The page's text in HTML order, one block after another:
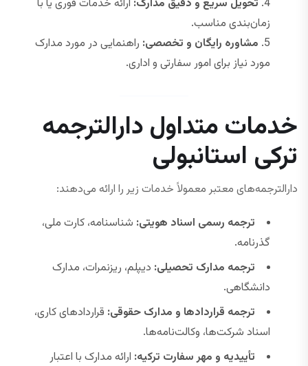
تحویل سریع و دقیق مدارک: ارائه خدمات فوری یا با
زمان‌بندی مناسب.
مشاوره رایگان و تخصصی: راهنمایی در مورد مدارک
مورد نیاز برای امور سفارتی و اداری.
خدمات متداول دارالترجمه
ترکی استانبولی
دارالترجمه‌های معتبر معمولاً خدمات زیر را ارائه می‌دهند:
ترجمه رسمی اسناد هویتی: شناسنامه، کارت ملی،
گذرنامه.
ترجمه مدارک تحصیلی: دیپلم، ریزنمرات، مدارک
دانشگاهی.
ترجمه قراردادها و مدارک حقوقی: قراردادهای کاری،
اسناد شرکت‌ها، وکالت‌نامه‌ها.
تأییدیه و مهر سفارت ترکیه: ارائه مدارک با اعتبار